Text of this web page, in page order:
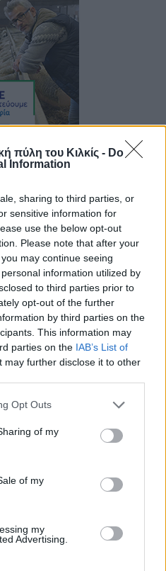
πύλη του Κιλκίς - Do
Information
sharing to third parties, or
sensitive information for
use the below opt-out
Please note that after your
may continue seeing
information utilized by
to third parties prior to
opt-out of the further
by third parties on the
This information may
parties on the IAB’s List of
may further disclose it to other
Opt Outs
of my
of my
my
Advertising.